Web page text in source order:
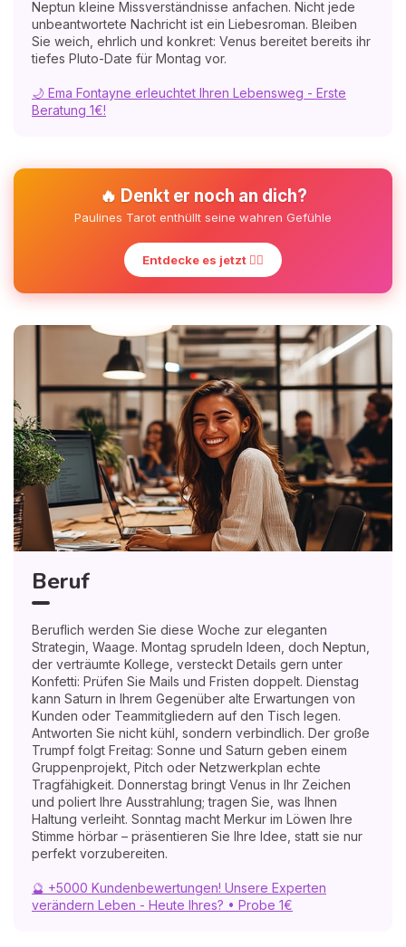
Neptun kleine Missverständnisse anfachen. Nicht jede
unbeantwortete Nachricht ist ein Liebesroman. Bleiben
Sie weich, ehrlich und konkret: Venus bereitet bereits ihr
tiefes Pluto-Date für Montag vor.
🌙 Ema Fontayne erleuchtet Ihren Lebensweg - Erste
Beratung 1€!
🔥 Denkt er noch an dich?
Paulines Tarot enthüllt seine wahren Gefühle
Entdecke es jetzt ❤️‍🔥
Beruf
Beruflich werden Sie diese Woche zur eleganten
Strategin, Waage. Montag sprudeln Ideen, doch Neptun,
der verträumte Kollege, versteckt Details gern unter
Konfetti: Prüfen Sie Mails und Fristen doppelt. Dienstag
kann Saturn in Ihrem Gegenüber alte Erwartungen von
Kunden oder Teammitgliedern auf den Tisch legen.
Antworten Sie nicht kühl, sondern verbindlich. Der große
Trumpf folgt Freitag: Sonne und Saturn geben einem
Gruppenprojekt, Pitch oder Netzwerkplan echte
Tragfähigkeit. Donnerstag bringt Venus in Ihr Zeichen
und poliert Ihre Ausstrahlung; tragen Sie, was Ihnen
Haltung verleiht. Sonntag macht Merkur im Löwen Ihre
Stimme hörbar – präsentieren Sie Ihre Idee, statt sie nur
perfekt vorzubereiten.
🔮 +5000 Kundenbewertungen! Unsere Experten
verändern Leben - Heute Ihres? • Probe 1€